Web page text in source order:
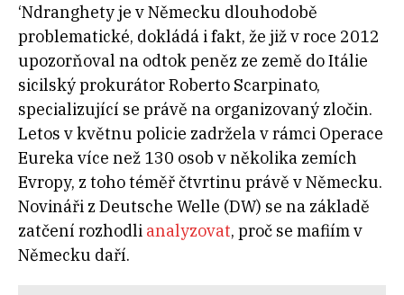
‘Ndranghety je v Německu dlouhodobě
problematické, dokládá i fakt, že již v roce 2012
upozorňoval na odtok peněz ze země do Itálie
sicilský prokurátor Roberto Scarpinato,
specializující se právě na organizovaný zločin.
Letos v květnu policie zadržela v rámci Operace
Eureka více než 130 osob v několika zemích
Evropy, z toho téměř čtvrtinu právě v Německu.
Novináři z Deutsche Welle (DW) se na základě
zatčení rozhodli analyzovat, proč se mafiím v
Německu daří.